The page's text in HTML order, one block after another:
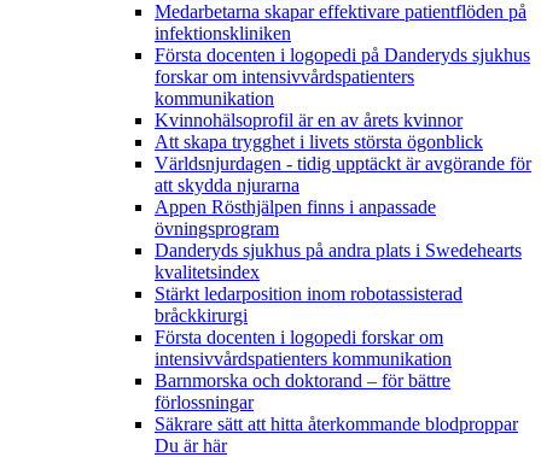
Medarbetarna skapar effektivare patientflöden på
infektionskliniken
Första docenten i logopedi på Danderyds sjukhus
forskar om intensivvårdspatienters
kommunikation
Kvinnohälsoprofil är en av årets kvinnor
Att skapa trygghet i livets största ögonblick
Världsnjurdagen - tidig upptäckt är avgörande för
att skydda njurarna
Appen Rösthjälpen finns i anpassade
övningsprogram
Danderyds sjukhus på andra plats i Swedehearts
kvalitetsindex
Stärkt ledarposition inom robotassisterad
bråckkirurgi
Första docenten i logopedi forskar om
intensivvårdspatienters kommunikation
Barnmorska och doktorand – för bättre
förlossningar
Säkrare sätt att hitta återkommande blodproppar
Du är här